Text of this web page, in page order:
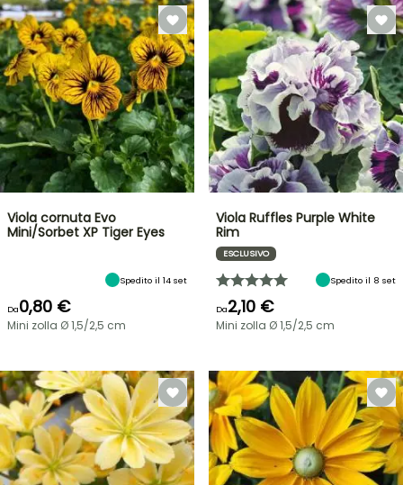
Viola cornuta Evo
Mini/Sorbet XP Tiger Eyes
Spedito il 14 set
Da0,80 €
Mini zolla Ø 1,5/2,5 cm
Viola Ruffles Purple White
Rim
ESCLUSIVO
Spedito il 8 set
Da2,10 €
Mini zolla Ø 1,5/2,5 cm